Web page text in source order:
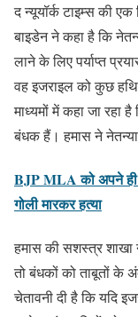
द न्यूयॉर्क टाइम्स की एक
बाइडेन ने कहा है कि
लाने के लिए पर्याप्त
वह इजराइल को कुछ
माध्यमों में कहा जा रहा
बंधक हैं। हमास ने
BJP MLA को अपने
गोली मारकर हत्या
हमास की सशस्त्र शाखा
तो बंधकों को ताबूतों के
चेतावनी दी है कि यदि